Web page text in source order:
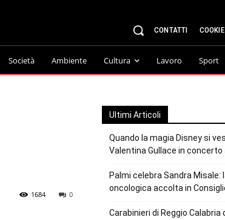
CONTATTI
Società Ambiente Cultura Lavoro Sport
0
1684
Ultimi Articoli
Quando la magia Disney si
Valentina Gullace in concerto
Palmi celebra Sandra
oncologica accolta in
Carabinieri di Reggio